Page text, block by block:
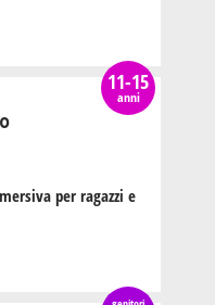
11-15
anni
per ragazzi e